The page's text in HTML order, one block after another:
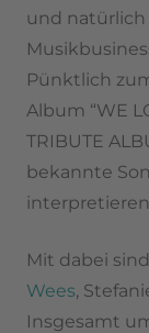
und natürlich
Pünktlich
Album “WE
TRIBUTE
bekannte
Mit dabei
Wees,
Insgesamt